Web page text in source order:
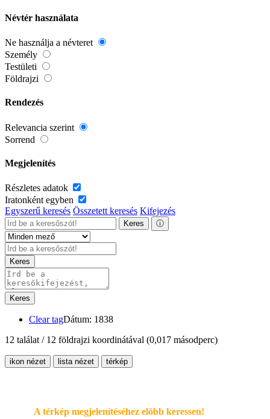
Névtér használata
Ne használja a névteret
Személy
Testületi
Földrajzi
Rendezés
Relevancia szerint
Sorrend
Megjelenítés
Részletes adatok
Iratonként egyben
Egyszerű keresés Összetett keresés Kifejezés
Keres ⓘ
Keres
Keres
Clear tagDátum: 1838
12 találat / 12 földrajzi koordinátával (0,017 másodperc)
ikon nézet lista nézet térkép
A térkép megjelenítéséhez elöbb keressen!